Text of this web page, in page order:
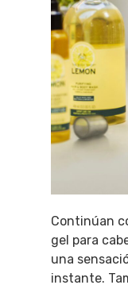
Continúan
gel para
una
instante.